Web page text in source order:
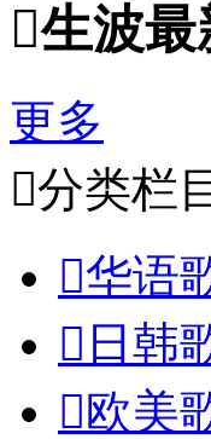
生波
更多
分类栏
华语
 日韩
欧美